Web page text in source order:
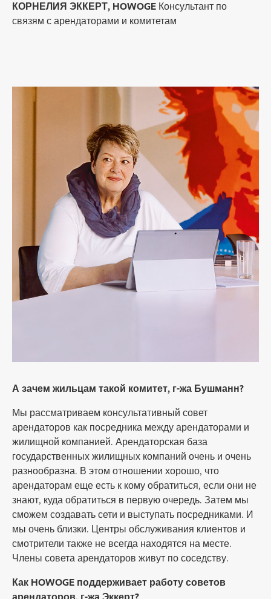
КОРНЕЛИЯ ЭККЕРТ, HOWOGE Консультант по
связям с арендаторами и комитетам
А зачем жильцам такой комитет, г-жа Бушманн?
Мы рассматриваем консультативный совет
арендаторов как посредника между арендаторами и
жилищной компанией. Арендаторская база
государственных жилищных компаний очень и очень
разнообразна. В этом отношении хорошо, что
арендаторам еще есть к кому обратиться, если они не
знают, куда обратиться в первую очередь. Затем мы
сможем создавать сети и выступать посредниками. И
мы очень близки. Центры обслуживания клиентов и
смотрители также не всегда находятся на месте.
Члены совета арендаторов живут по соседству.
Как HOWOGE поддерживает работу советов